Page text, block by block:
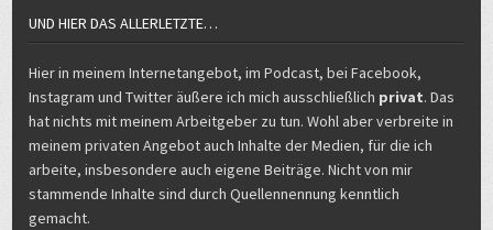
UND HIER DAS ALLERLETZTE…
Hier in meinem Internetangebot, im Podcast, bei Facebook,
Instagram und Twitter äußere ich mich ausschließlich privat. Das
hat nichts mit meinem Arbeitgeber zu tun. Wohl aber verbreite in
meinem privaten Angebot auch Inhalte der Medien, für die ich
arbeite, insbesondere auch eigene Beiträge. Nicht von mir
stammende Inhalte sind durch Quellennennung kenntlich
gemacht.